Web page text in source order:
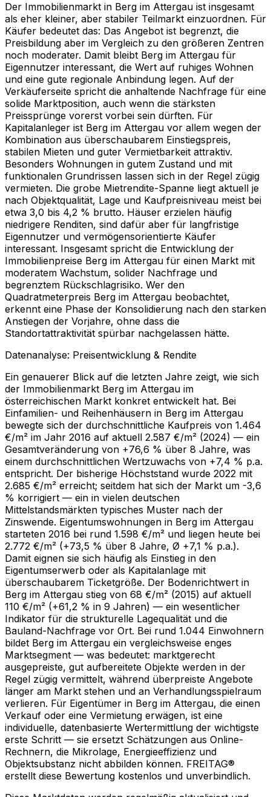
Der Immobilienmarkt in Berg im Attergau ist insgesamt
als eher kleiner, aber stabiler Teilmarkt einzuordnen. Für
Käufer bedeutet das: Das Angebot ist begrenzt, die
Preisbildung aber im Vergleich zu den größeren Zentren
noch moderater. Damit bleibt Berg im Attergau für
Eigennutzer interessant, die Wert auf ruhiges Wohnen
und eine gute regionale Anbindung legen. Auf der
Verkäuferseite spricht die anhaltende Nachfrage für eine
solide Marktposition, auch wenn die stärksten
Preissprünge vorerst vorbei sein dürften. Für
Kapitalanleger ist Berg im Attergau vor allem wegen der
Kombination aus überschaubarem Einstiegspreis,
stabilen Mieten und guter Vermietbarkeit attraktiv.
Besonders Wohnungen in gutem Zustand und mit
funktionalen Grundrissen lassen sich in der Regel zügig
vermieten. Die grobe Mietrendite-Spanne liegt aktuell je
nach Objektqualität, Lage und Kaufpreisniveau meist bei
etwa 3,0 bis 4,2 % brutto. Häuser erzielen häufig
niedrigere Renditen, sind dafür aber für langfristige
Eigennutzer und vermögensorientierte Käufer
interessant. Insgesamt spricht die Entwicklung der
Immobilienpreise Berg im Attergau für einen Markt mit
moderatem Wachstum, solider Nachfrage und
begrenztem Rückschlagrisiko. Wer den
Quadratmeterpreis Berg im Attergau beobachtet,
erkennt eine Phase der Konsolidierung nach den starken
Anstiegen der Vorjahre, ohne dass die
Standortattraktivität spürbar nachgelassen hätte.
Datenanalyse: Preisentwicklung & Rendite
Ein genauerer Blick auf die letzten Jahre zeigt, wie sich
der Immobilienmarkt Berg im Attergau im
österreichischen Markt konkret entwickelt hat. Bei
Einfamilien- und Reihenhäusern in Berg im Attergau
bewegte sich der durchschnittliche Kaufpreis von 1.464
€/m² im Jahr 2016 auf aktuell 2.587 €/m² (2024) — ein
Gesamtveränderung von +76,6 % über 8 Jahre, was
einem durchschnittlichen Wertzuwachs von +7,4 % p.a.
entspricht. Der bisherige Höchststand wurde 2022 mit
2.685 €/m² erreicht; seitdem hat sich der Markt um -3,6
% korrigiert — ein in vielen deutschen
Mittelstandsmärkten typisches Muster nach der
Zinswende. Eigentumswohnungen in Berg im Attergau
starteten 2016 bei rund 1.598 €/m² und liegen heute bei
2.772 €/m² (+73,5 % über 8 Jahre, Ø +7,1 % p.a.).
Damit eignen sie sich häufig als Einstieg in den
Eigentumserwerb oder als Kapitalanlage mit
überschaubarem Ticketgröße. Der Bodenrichtwert in
Berg im Attergau stieg von 68 €/m² (2015) auf aktuell
110 €/m² (+61,2 % in 9 Jahren) — ein wesentlicher
Indikator für die strukturelle Lagequalität und die
Bauland-Nachfrage vor Ort. Bei rund 1.044 Einwohnern
bildet Berg im Attergau ein vergleichsweise enges
Marktsegment — was bedeutet: marktgerecht
ausgepreiste, gut aufbereitete Objekte werden in der
Regel zügig vermittelt, während überpreiste Angebote
länger am Markt stehen und an Verhandlungsspielraum
verlieren. Für Eigentümer in Berg im Attergau, die einen
Verkauf oder eine Vermietung erwägen, ist eine
individuelle, datenbasierte Wertermittlung der wichtigste
erste Schritt — sie ersetzt Schätzungen aus Online-
Rechnern, die Mikrolage, Energieeffizienz und
Objektsubstanz nicht abbilden können. FREITAG®
erstellt diese Bewertung kostenlos und unverbindlich.